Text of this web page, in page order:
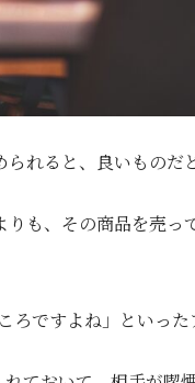
れると、良いものだ
も、その商品を売っ
ですよね」といった